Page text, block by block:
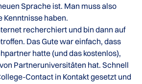
Sprache ist. Man muss also
haben.
recherchiert und bin dann auf
Das Gute war einfach, dass
hatte (und das kostenlos),
Partneruniversitäten hat. Schnell
Contact in Kontakt gesetzt und